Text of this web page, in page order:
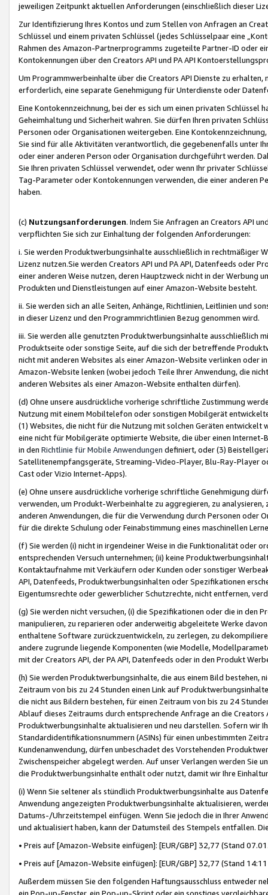
jeweiligen Zeitpunkt aktuellen Anforderungen (einschließlich dieser
Zur Identifizierung Ihres Kontos und zum Stellen von Anfragen an
Schlüssel und einem privaten Schlüssel (jedes Schlüsselpaar eine
Rahmen des Amazon-Partnerprogramms zugeteilte Partner-ID oder
Kontokennungen über den Creators API und PA API
Um Programmwerbeinhalte über die Creators API Dienste zu
erforderlich, eine separate Genehmigung für Unterdienste oder
Eine Kontokennzeichnung, bei der es sich um einen privaten
Geheimhaltung und Sicherheit wahren. Sie dürfen Ihren privaten
Personen oder Organisationen weitergeben. Eine
Sie sind für alle Aktivitäten verantwortlich, die gegebenenfalls unter
oder einer anderen Person oder Organisation durchgeführt werden.
Sie Ihren privaten Schlüssel verwendet, oder wenn Ihr privater
Tag-Parameter oder Kontokennungen verwenden, die einer anderen
haben.
(c) Nutzungsanforderungen. Indem Sie Anfragen an Creators API
verpflichten Sie sich zur Einhaltung der folgenden Anforderungen:
i. Sie werden Produktwerbungsinhalte ausschließlich in rechtmäßiger
Lizenz nutzen.Sie werden Creators API und PA API, Datenfeeds oder
einer anderen Weise nutzen, deren Hauptzweck nicht in der Werbung
Produkten und Dienstleistungen auf einer Amazon-Website besteht.
ii. Sie werden sich an alle Seiten, Anhänge, Richtlinien, Leitlinien und
in dieser Lizenz und den Programmrichtlinien Bezug genommen wird.
iii. Sie werden alle genutzten Produktwerbungsinhalte ausschließlich
Produktseite oder sonstige Seite, auf die sich der betreffende
nicht mit anderen Websites als einer Amazon-Website verlinken oder
Amazon-Website lenken (wobei jedoch Teile Ihrer Anwendung, die
anderen Websites als einer Amazon-Website enthalten dürfen).
(d) Ohne unsere ausdrückliche vorherige schriftliche Zustimmung
Nutzung mit einem Mobiltelefon oder sonstigen Mobilgerät
(1) Websites, die nicht für die Nutzung mit solchen Geräten
eine nicht für Mobilgeräte optimierte Website, die über einen
in den Richtlinie für Mobile Anwendungen definiert, oder (3)
Satellitenempfangsgeräte, Streaming-Video-Player, Blu-Ray-Player
Cast oder Vizio Internet-Apps).
(e) Ohne unsere ausdrückliche vorherige schriftliche Genehmigung
verwenden, um Produkt-Werbeinhalte zu aggregieren, zu
anderen Anwendungen, die für die Verwendung durch Personen
für die direkte Schulung oder Feinabstimmung eines maschinellen
(f) Sie werden (i) nicht in irgendeiner Weise in die Funktionalität oder
entsprechenden Versuch unternehmen; (ii) keine
Kontaktaufnahme mit Verkäufern oder Kunden oder sonstiger
API, Datenfeeds, Produktwerbungsinhalten oder Spezifikationen
Eigentumsrechte oder gewerblicher Schutzrechte, nicht entfernen,
(g) Sie werden nicht versuchen, (i) die Spezifikationen oder die in
manipulieren, zu reparieren oder anderweitig abgeleitete Werke
enthaltene Software zurückzuentwickeln, zu zerlegen, zu
andere zugrunde liegende Komponenten (wie Modelle,
mit der Creators API, der PA API, Datenfeeds oder in den Produkt
(h) Sie werden Produktwerbungsinhalte, die aus einem Bild bestehen,
Zeitraum von bis zu 24 Stunden einen Link auf
die nicht aus Bildern bestehen, für einen Zeitraum von bis zu 24
Ablauf dieses Zeitraums durch entsprechende Anfrage an die
Produktwerbungsinhalte aktualisieren und neu darstellen. Sofern wir
Standardidentifikationsnummern (ASINs) für einen unbestimmten
Kundenanwendung, dürfen unbeschadet des Vorstehenden
Zwischenspeicher abgelegt werden. Auf unser Verlangen werden Sie
die Produktwerbungsinhalte enthält oder nutzt, damit wir Ihre
(i) Wenn Sie seltener als stündlich Produktwerbungsinhalte aus
Anwendung angezeigten Produktwerbungsinhalte aktualisieren,
Datums-/Uhrzeitstempel einfügen. Wenn Sie jedoch die in Ihrer
und aktualisiert haben, kann der Datumsteil des Stempels entfallen.
• Preis auf [Amazon-Website einfügen]: [EUR/GBP] 32,77 (Stand
• Preis auf [Amazon-Website einfügen]: [EUR/GBP] 32,77 (Stand
Außerdem müssen Sie den folgenden Haftungsausschluss entweder
ein Pop-up-Fenster, ein Pop-up-Skript oder ein sonstiges